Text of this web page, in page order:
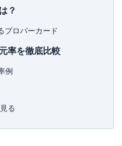
「年金について」
動向」 ＨＴＢテレビ
ンテーター他 著書：
？
プロパーカード
率を徹底比較
例
すめの交換先は？
る